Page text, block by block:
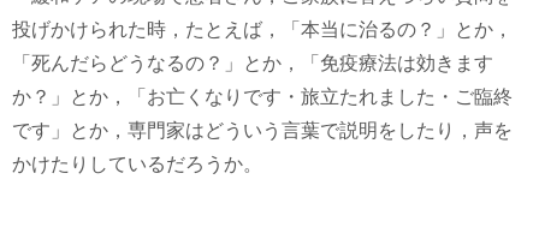
投げかけられた時，たとえば，「本当に治るの？」とか，
「死んだらどうなるの？」とか，「免疫療法は効きます
か？」とか，「お亡くなりです・旅立たれました・ご臨終
です」とか，専門家はどういう言葉で説明をしたり，声を
かけたりしているだろうか。